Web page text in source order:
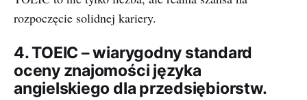
rozpoczęcie solidnej kariery.
4. TOEIC – wiarygodny standard
oceny znajomości języka
angielskiego dla przedsiębiorstw.